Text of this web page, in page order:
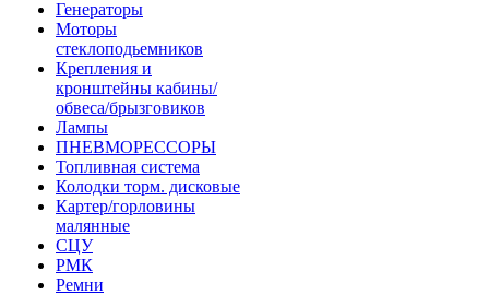
Генераторы
Моторы
стеклоподьемников
Крепления и
кронштейны кабины/
обвеса/брызговиков
Лампы
ПНЕВМОРЕССОРЫ
Топливная система
Колодки торм. дисковые
Картер/горловины
малянные
СЦУ
РМК
Ремни